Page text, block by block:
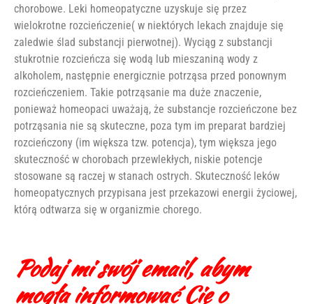
chorobowe. Leki homeopatyczne uzyskuje się przez
wielokrotne rozcieńczenie( w niektórych lekach znajduje się
zaledwie ślad substancji pierwotnej). Wyciąg z substancji
stukrotnie rozcieńcza się wodą lub mieszaniną wody z
alkoholem, następnie energicznie potrząsa przed ponownym
rozcieńczeniem. Takie potrząsanie ma duże znaczenie,
ponieważ homeopaci uważają, że substancje rozcieńczone bez
potrząsania nie są skuteczne, poza tym im preparat bardziej
rozcieńczony (im większa tzw. potencja), tym większa jego
skuteczność w chorobach przewlekłych, niskie potencje
stosowane są raczej w stanach ostrych. Skuteczność leków
homeopatycznych przypisana jest przekazowi energii życiowej,
którą odtwarza się w organizmie chorego.
Podaj mi swój email, abym
mogła informować Cię o